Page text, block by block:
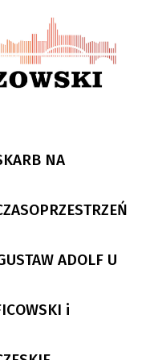
NA
ADOLF U
i